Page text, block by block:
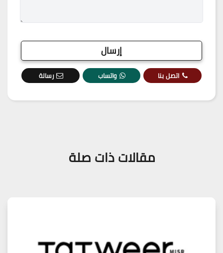
اتصل بنا واتساب رسالة
مقالات ذات صلة